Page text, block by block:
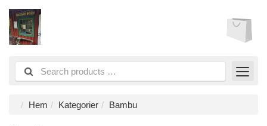
Hem Kategorier Bambu